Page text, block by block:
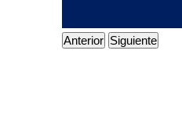
Anterior Siguiente